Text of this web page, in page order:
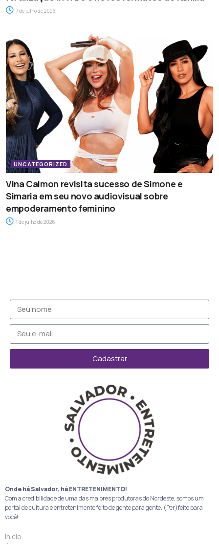
7 de julho de 2026
UNCATEGORIZED
Vina Calmon revisita sucesso de Simone e
Simaria em seu novo audiovisual sobre
empoderamento feminino
1 de julho de 2026
Cadastrar
Onde há Salvador, há ENTRETENIMENTO!
Com a credibilidade de uma das maiores produtoras do Nordeste, somos um
portal de cultura e entretenimento feito de gente para gente. (Per)feito para
você!
Início